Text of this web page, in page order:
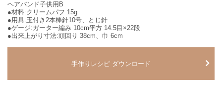
ヘアバンド子供用B
●材料:クリームパフ 15g
●用具:玉付き2本棒針10号、とじ針
●ゲージ:ガーター編み 10cm平方 14.5目×22段
●出来上がり寸法:頭回り 38cm、巾 6cm
手作りレシピ ダウンロード